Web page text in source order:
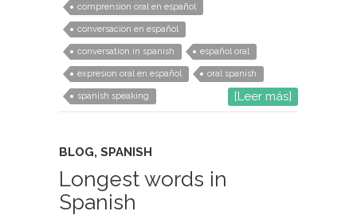
comprension oral en español
conversacion en español
conversation in spanish español oral
expresion oral en español oral spanish
spanish speaking [Leer más]
BLOG, SPANISH
Longest words in
Spanish